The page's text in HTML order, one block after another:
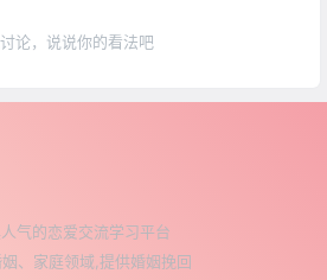
论，说说你的看法吧
气的恋爱交流学习平台
、家庭领域,提供婚姻挽回